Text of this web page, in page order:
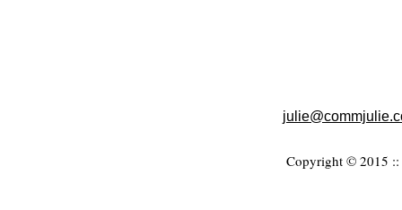
Copyright © 2015 ::